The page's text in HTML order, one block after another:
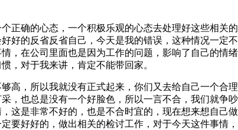
正确的心态，一个积极乐观的心态去处理好这些相
好的反省反省自己，今天是我的错误，这种情况一
，在公司里面也是因为工作的问题，影响了自己的
，对于我来讲，肯定不能带回家。
高，所以我就没有正式起来，你们又去给自己一个
，也总是没有一个好脸色，所以一言不合，我们就
这是非常不好的，也是不合时宜的，现在想来想自
要好好的，做出相关的检讨工作，对于今天这件事